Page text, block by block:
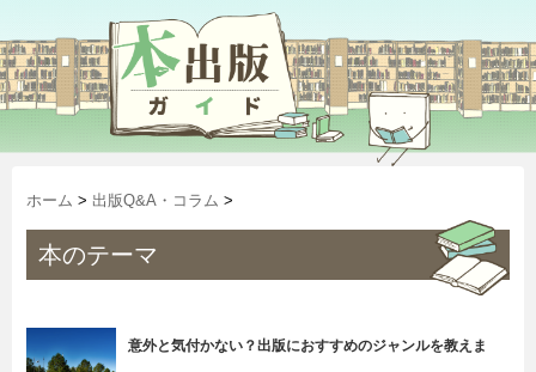
ホーム > 出版Q&A・コラム >
本のテーマ
意外と気付かない？出版におすすめのジャンルを教えま